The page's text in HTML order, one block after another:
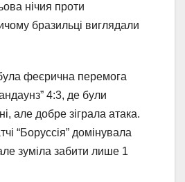
нічия проти
бразильці виглядали
феєрична перемога
4:3, де були
але добре зіграла атака.
“Боруссія” домінувала
зуміла забити лише 1